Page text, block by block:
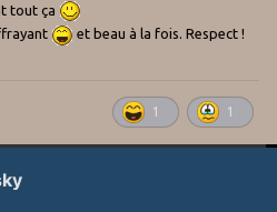
tout ça
et beau à la fois. Respect !
1 1